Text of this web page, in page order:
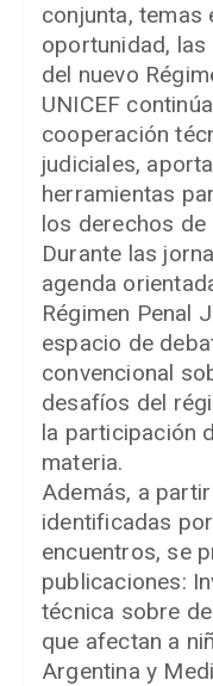
conjunta, temas
oportunidad,
del nuevo
UNICEF
cooperación
judiciales,
herramientas
los derechos de
Durante las
agenda
Régimen Penal
espacio de
convencional
desafíos del
la participación
materia.
Además, a
identificadas
encuentros, se
publicaciones:
técnica sobre
que afectan a
Argentina y